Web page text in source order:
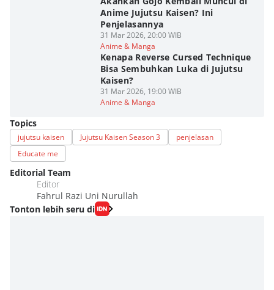
Anime Jujutsu Kaisen? Ini
Penjelasannya
31 Mar 2026, 20:00 WIB
Anime & Manga
Kenapa Reverse Cursed Technique
Bisa Sembuhkan Luka di Jujutsu
Kaisen?
31 Mar 2026, 19:00 WIB
Anime & Manga
Topics
jujutsu kaisen Jujutsu Kaisen Season 3
penjelasan
Educate me
Editorial Team
Editor
Fahrul Razi Uni Nurullah
Tonton lebih seru di